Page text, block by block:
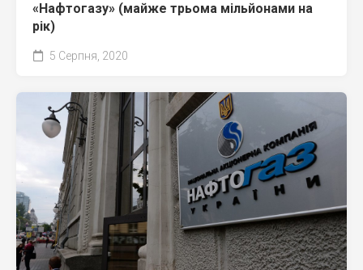
«Нафтогазу» (майже трьома мільйонами на
рік)
5 Серпня, 2020